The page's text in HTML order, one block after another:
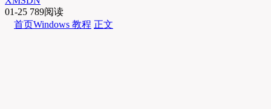
01-25 789阅读
首页Windows 教程 正文